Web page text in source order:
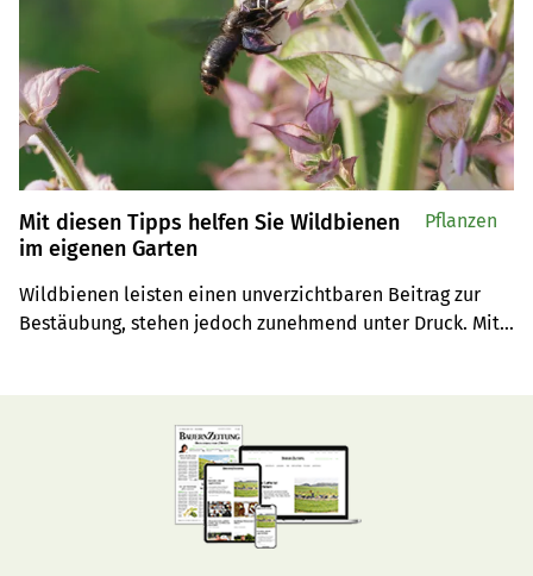
Mit diesen Tipps helfen Sie Wildbienen
im eigenen Garten
Wildbienen leisten einen unverzichtbaren Beitrag zur
Bestäubung, stehen jedoch zunehmend unter Druck. Mit
Gartenerlebnis nachhaltig bereichern.
Pflanzen